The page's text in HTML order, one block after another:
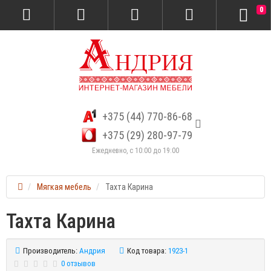
+375 (44) 770-86-68
+375 (29) 280-97-79
Ежедневно, с 10:00 до 19:00
0
Мягкая мебель Тахта Карина
Тахта Карина
Производитель: Андрия Код товара: 1923-1
0 отзывов